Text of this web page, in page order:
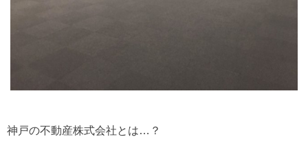
神戸の不動産株式会社とは…？